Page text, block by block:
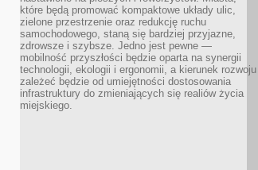
które będą promować kompaktowe układy ulic,
zielone przestrzenie oraz redukcję ruchu
samochodowego, staną się bardziej przyjazne,
zdrowsze i szybsze. Jedno jest pewne —
mobilność przyszłości będzie oparta na synergii
technologii, ekologii i ergonomii, a kierunek rozwoju
zależeć będzie od umiejętności dostosowania
infrastruktury do zmieniających się realiów życia
miejskiego.